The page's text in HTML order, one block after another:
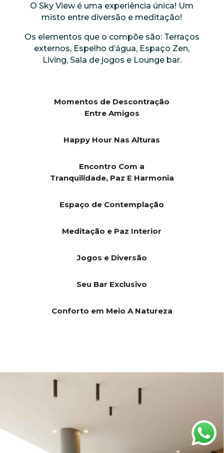
O Sky View é uma experiência única! Um
misto entre diversão e meditação!
Os elementos que o compõe são: Terraços
externos, Espelho d’água, Espaço Zen,
Living, Sala de jogos e Lounge bar.
Momentos de Descontração
Entre Amigos
Happy Hour Nas Alturas
Encontro Com a
Tranquilidade, Paz E Harmonia
Espaço de Contemplação
Meditação e Paz Interior
Jogos e Diversão
Seu Bar Exclusivo
Conforto em Meio A Natureza